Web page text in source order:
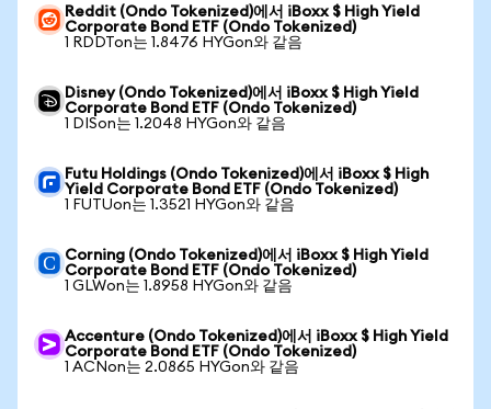
Reddit (Ondo Tokenized)에서 iBoxx $ High Yield
Corporate Bond ETF (Ondo Tokenized)
1 RDDTon는 1.8476 HYGon와 같음
Disney (Ondo Tokenized)에서 iBoxx $ High Yield
Corporate Bond ETF (Ondo Tokenized)
1 DISon는 1.2048 HYGon와 같음
Futu Holdings (Ondo Tokenized)에서 iBoxx $ High
Yield Corporate Bond ETF (Ondo Tokenized)
1 FUTUon는 1.3521 HYGon와 같음
Corning (Ondo Tokenized)에서 iBoxx $ High Yield
Corporate Bond ETF (Ondo Tokenized)
1 GLWon는 1.8958 HYGon와 같음
Accenture (Ondo Tokenized)에서 iBoxx $ High Yield
Corporate Bond ETF (Ondo Tokenized)
1 ACNon는 2.0865 HYGon와 같음